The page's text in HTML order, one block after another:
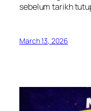
sebelum tarikh
March 13, 2026